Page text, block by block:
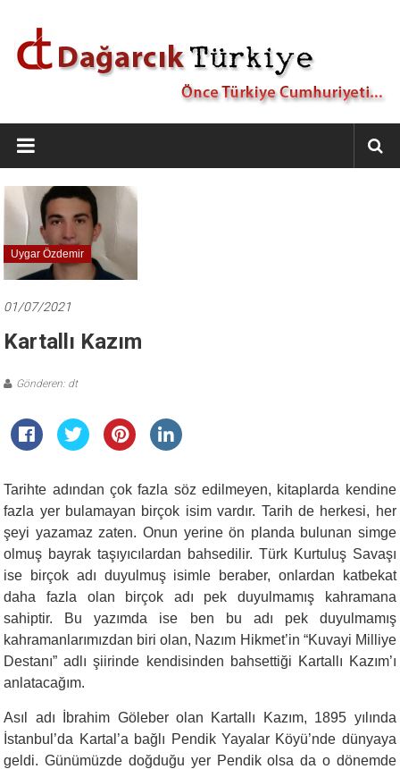
Dağarcık
Türkiye
Önce
Türkiye
Cumhuriyeti…
Uygar Özdemir
01/07/2021
Kartallı Kazım
Gönderen: dt
Tarihte adından çok fazla söz edilmeyen, kitaplarda kendine
fazla yer bulamayan birçok isim vardır. Tarih de herkesi, her
şeyi yazamaz zaten. Onun yerine ön planda bulunan simge
olmuş bayrak taşıyıcılardan bahsedilir. Türk Kurtuluş Savaşı
ise birçok adı duyulmuş isimle beraber, onlardan katbekat
daha fazla olan birçok adı pek duyulmamış kahramana
sahiptir. Bu yazımda ise ben bu adı pek duyulmamış
kahramanlarımızdan biri olan, Nazım Hikmet’in “Kuvayi Milliye
Destanı” adlı şiirinde kendisinden bahsettiği Kartallı Kazım’ı
anlatacağım.
Asıl adı İbrahim Göleber olan Kartallı Kazım, 1895 yılında
İstanbul’da Kartal’a bağlı Pendik Yayalar Köyü’nde dünyaya
geldi. Günümüzde doğduğu yer Pendik olsa da o dönemde